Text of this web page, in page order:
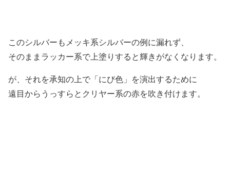
このシルバーもメッキ系シルバーの例に漏れず、
そのままラッカー系で上塗りすると輝きがなくなります。
が、それを承知の上で「にび色」を演出するために
遠目からうっすらとクリヤー系の赤を吹き付けます。